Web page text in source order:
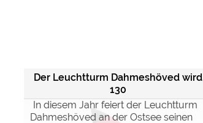
Der Leuchtturm Dahmeshöved wird
130
In diesem Jahr feiert der Leuchtturm
Dahmeshöved an der Ostsee seinen